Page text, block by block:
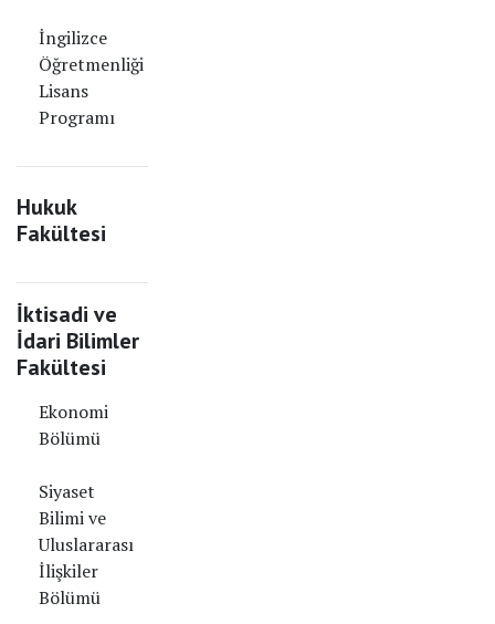
İngilizce
Öğretmenliği
Lisans
Programı
Hukuk
Fakültesi
İktisadi ve
İdari Bilimler
Fakültesi
Ekonomi
Bölümü
Siyaset
Bilimi ve
Uluslararası
İlişkiler
Bölümü